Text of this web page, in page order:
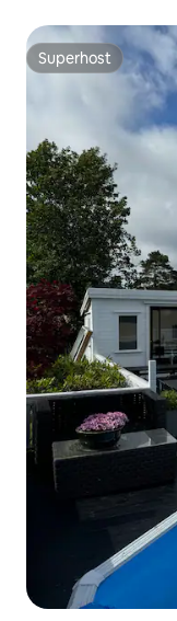
Superhost
Superhost